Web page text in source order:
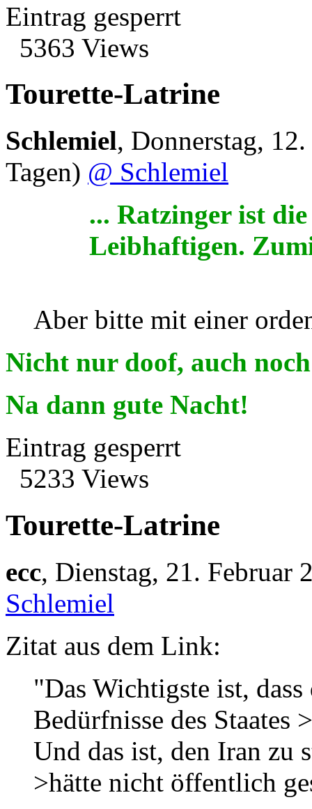
Eintrag gesperrt
5363 Views
Tourette-Latrine
Schlemiel, Donnerstag,
Tagen) @ Schlemiel
... Ratzinger ist
Leibhaftigen.
Aber bitte mit einer
Nicht nur doof, auch
Na dann gute Nacht!
Eintrag gesperrt
5233 Views
Tourette-Latrine
ecc, Dienstag, 21. Februar
Schlemiel
Zitat aus dem Link:
"Das Wichtigste ist,
Bedürfnisse des Staates
Und das ist, den Iran zu
>hätte nicht öffentlich